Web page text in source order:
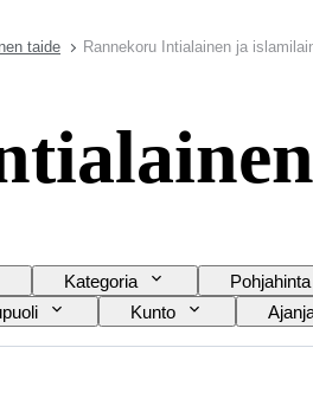
taide Rannekoru Intialainen ja
Kategoria Pohjahinta
Kunto